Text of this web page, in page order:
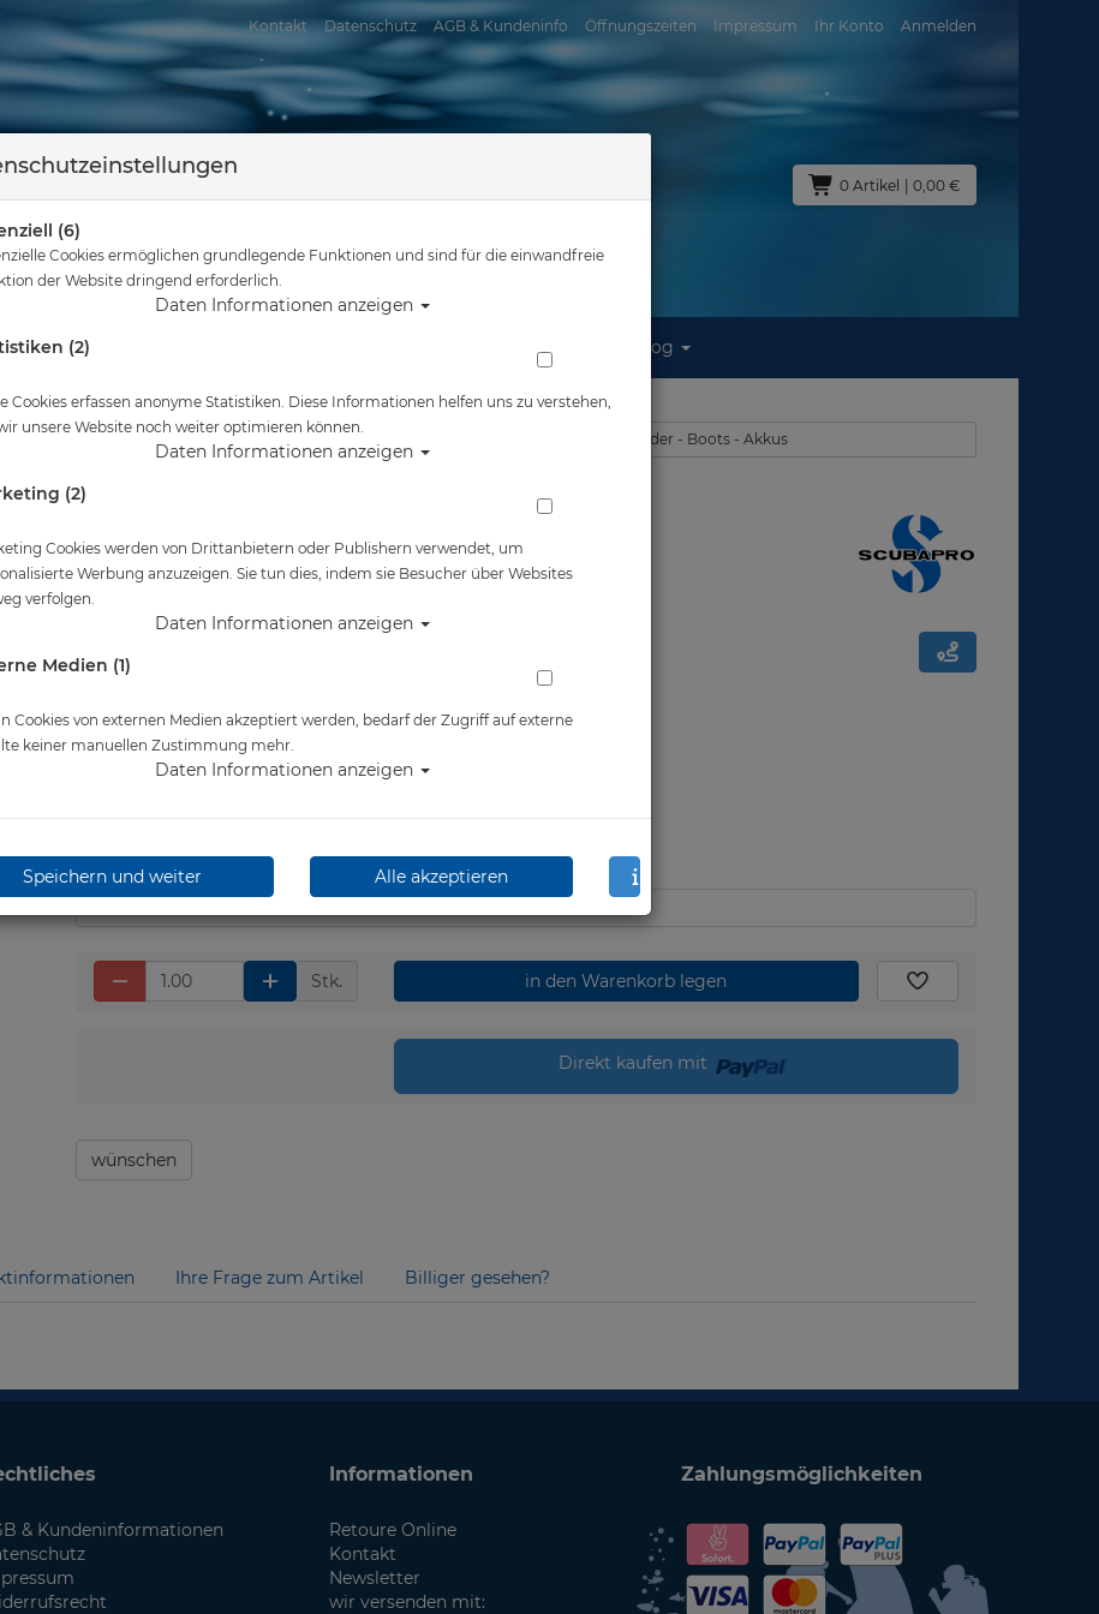
Kontakt Datenschutz AGB & Kundeninfo Öffnungszeiten Impressum Ihr Konto Anmelden
0 Artikel | 0,00 €
Wassersport Reisen Blog
Sie sind hier Tauchausrüstung Aufklebeschutz - Schutzfolie Chromis / A1 / A2
Alle Artikel zeigen aus: Display-Schutzfolien - Armbänder - Boots - Akkus
Aufklebeschutz - Schutzfolie Chromis / A1 / A2
Artikelnr.: scu-06204290
Herstellerpreis: 11,90 €
11,40 €*
Stk. in den Warenkorb legen
Direkt kaufen mit
wünschen
Ihre Frage zum Artikel Billiger gesehen?
& Kundeninformationen
Informationen
Retoure Online
Kontakt
Newsletter
wir versenden mit:
Zahlungsmöglichkeiten
(6)
Cookies ermöglichen grundlegende Funktionen und sind für die einwandfreie
der Website dringend erforderlich.
Daten Informationen anzeigen
(2)
Cookies erfassen anonyme Statistiken. Diese Informationen helfen uns zu verstehen,
unsere Website noch weiter optimieren können.
Daten Informationen anzeigen
(2)
Cookies werden von Drittanbietern oder Publishern verwendet, um
Werbung anzuzeigen. Sie tun dies, indem sie Besucher über Websites
verfolgen.
Daten Informationen anzeigen
Medien (1)
Cookies von externen Medien akzeptiert werden, bedarf der Zugriff auf externe
keiner manuellen Zustimmung mehr.
Daten Informationen anzeigen
Speichern und weiter Alle akzeptieren